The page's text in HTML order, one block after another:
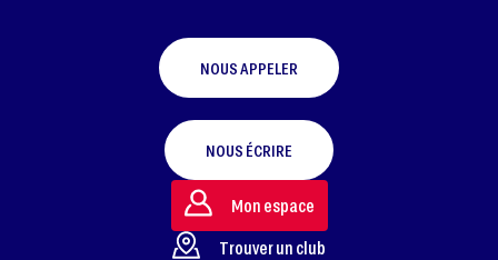
NOUS APPELER
NOUS ÉCRIRE
Mon espace
Trouver un club